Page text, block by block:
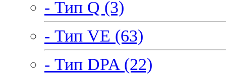
- Тип Q (3)
- Тип VE (63)
- Тип DPA (22)